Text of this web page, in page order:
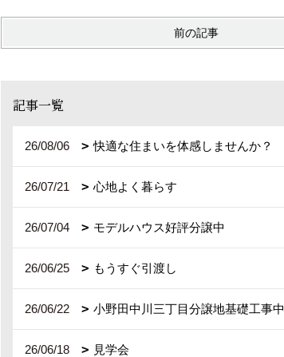
前の記事
記事一覧
26/08/06 快適な住まいを体感しませんか？
26/07/21 心地よく暮らす
26/07/04 モデルハウス好評分譲中
26/06/25 もうすぐ引渡し
26/06/22 小野田中川三丁目分譲地基礎工事中
26/06/18 見学会